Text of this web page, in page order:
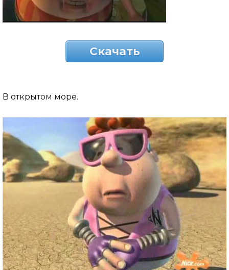
Скачать
В открытом море.